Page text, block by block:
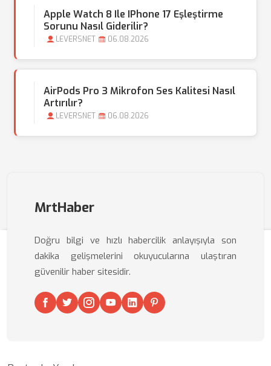
Apple Watch 8 Ile IPhone 17 Eşleştirme
Sorunu Nasıl Giderilir?
LEVERSNET 06.08.2026
AirPods Pro 3 Mikrofon Ses Kalitesi Nasıl
Artırılır?
LEVERSNET 06.08.2026
MrtHaber
Doğru bilgi ve hızlı habercilik anlayışıyla son
dakika gelişmelerini okuyucularına ulaştıran
güvenilir haber sitesidir.